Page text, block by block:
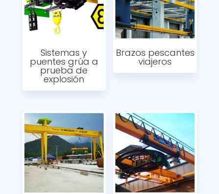
Sistemas y
puentes grúa a
prueba de
explosión
Brazos pescantes
viajeros